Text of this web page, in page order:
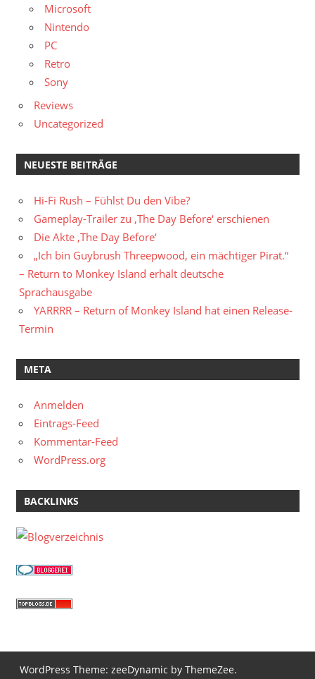
Microsoft
Nintendo
PC
Retro
Sony
Reviews
Uncategorized
NEUESTE BEITRÄGE
Hi-Fi Rush – Fühlst Du den Vibe?
Gameplay-Trailer zu ‚The Day Before‘ erschienen
Die Akte ‚The Day Before‘
„Ich bin Guybrush Threepwood, ein mächtiger Pirat.“
– Return to Monkey Island erhält deutsche
Sprachausgabe
YARRRR – Return of Monkey Island hat einen Release-
Termin
META
Anmelden
Eintrags-Feed
Kommentar-Feed
WordPress.org
BACKLINKS
WordPress Theme: zeeDynamic by ThemeZee.